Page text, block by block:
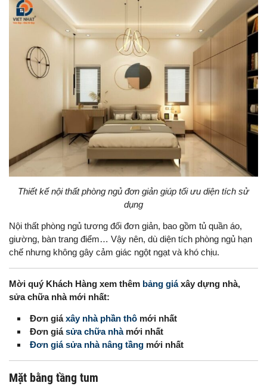
Thiết kế nội thất phòng ngủ đơn giản giúp tối ưu diện tích sử
dụng
Nội thất phòng ngủ tương đối đơn giản, bao gồm tủ quần áo,
giường, bàn trang điểm… Vậy nên, dù diện tích phòng ngủ hạn
chế nhưng không gây cảm giác ngột ngạt và khó chịu.
Mời quý Khách Hàng xem thêm bảng giáxây dựng nhà,
sửa chữa nhà mới nhất:
Đơn giáxây nhà phần thô mới nhất
Đơn giásửa chữa nhàmới nhất
Đơn giá sửa nhà nâng tầng mới nhất
Mặt bằng tầng tum